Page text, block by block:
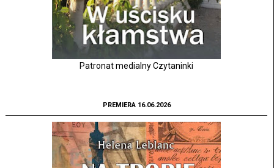
Patronat medialny Czytaninki
PREMIERA 16.06.2026